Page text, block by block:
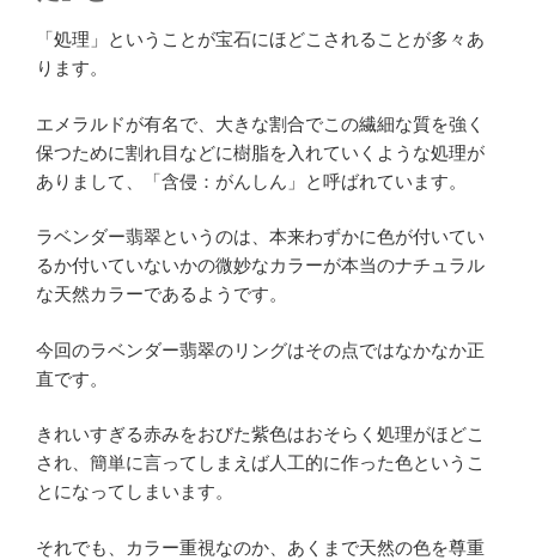
「処理」ということが宝石にほどこされることが多々あ
ります。
エメラルドが有名で、大きな割合でこの繊細な質を強く
保つために割れ目などに樹脂を入れていくような処理が
ありまして、「含侵：がんしん」と呼ばれています。
ラベンダー翡翠というのは、本来わずかに色が付いてい
るか付いていないかの微妙なカラーが本当のナチュラル
な天然カラーであるようです。
今回のラベンダー翡翠のリングはその点ではなかなか正
直です。
きれいすぎる赤みをおびた紫色はおそらく処理がほどこ
され、簡単に言ってしまえば人工的に作った色というこ
とになってしまいます。
それでも、カラー重視なのか、あくまで天然の色を尊重